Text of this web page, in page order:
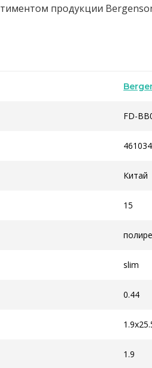
продукции
FD-
Китай
15
slim
0.44
1.9